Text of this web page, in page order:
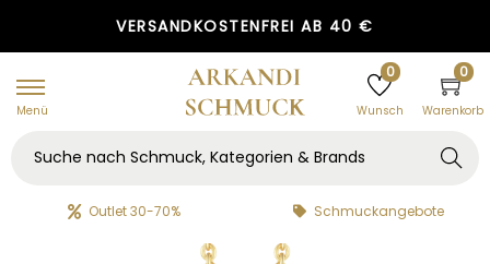
GRATIS GESCHENKVERPACKUNG
VERSANDKOSTENFREI AB 40 €
Menü
0
Wunsch
0
Warenkorb
Searc
Outlet 30-70% Schmuckangebote